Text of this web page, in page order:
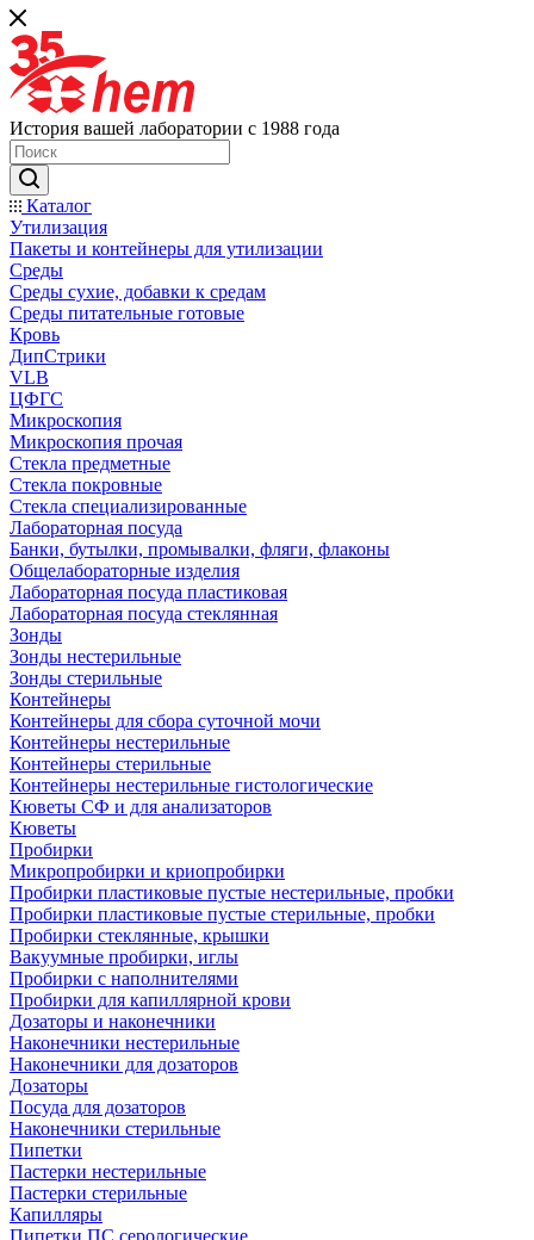
История вашей лаборатории с 1988 года
Каталог
Утилизация
Пакеты и контейнеры для утилизации
Среды
Среды сухие, добавки к средам
Среды питательные готовые
Кровь
ДипСтрики
VLB
ЦФГС
Микроскопия
Микроскопия прочая
Стекла предметные
Стекла покровные
Стекла специализированные
Лабораторная посуда
Банки, бутылки, промывалки, фляги, флаконы
Общелабораторные изделия
Лабораторная посуда пластиковая
Лабораторная посуда стеклянная
Зонды
Зонды нестерильные
Зонды стерильные
Контейнеры
Контейнеры для сбора суточной мочи
Контейнеры нестерильные
Контейнеры стерильные
Контейнеры нестерильные гистологические
Кюветы СФ и для анализаторов
Кюветы
Пробирки
Микропробирки и криопробирки
Пробирки пластиковые пустые нестерильные, пробки
Пробирки пластиковые пустые стерильные, пробки
Пробирки стеклянные, крышки
Вакуумные пробирки, иглы
Пробирки с наполнителями
Пробирки для капиллярной крови
Дозаторы и наконечники
Наконечники нестерильные
Наконечники для дозаторов
Дозаторы
Посуда для дозаторов
Наконечники стерильные
Пипетки
Пастерки нестерильные
Пастерки стерильные
Капилляры
Пипетки ПС серологические